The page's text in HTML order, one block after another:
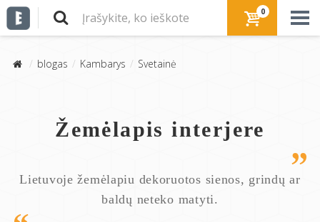
0
blogas Kambarys Svetainė
Žemėlapis interjere
Lietuvoje žemėlapiu dekoruotos sienos, grindų ar
baldų neteko matyti.